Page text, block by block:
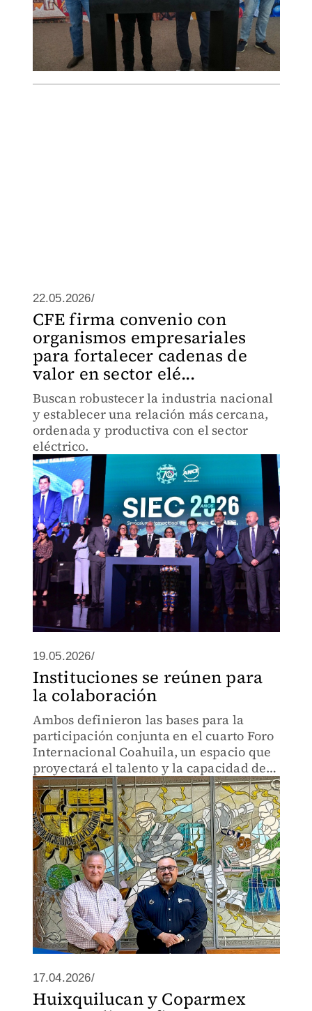
22.05.2026/
CFE firma convenio con
organismos empresariales
para fortalecer cadenas de
valor en sector elé...
Buscan robustecer la industria nacional
y establecer una relación más cercana,
ordenada y productiva con el sector
eléctrico.
19.05.2026/
Instituciones se reúnen para
la colaboración
Ambos definieron las bases para la
participación conjunta en el cuarto Foro
Internacional Coahuila, un espacio que
proyectará el talento y la capacidad de
investigación de la comunidad.
17.04.2026/
Huixquilucan y Coparmex